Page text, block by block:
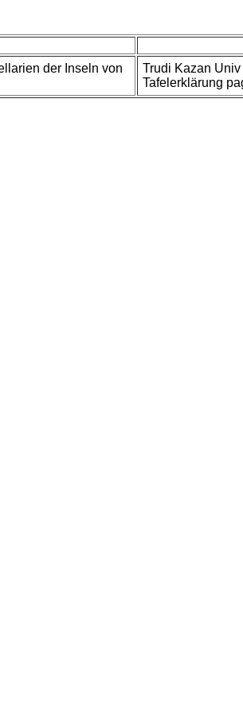
der Inseln von
Trudi Kazan
Tafelerklärung